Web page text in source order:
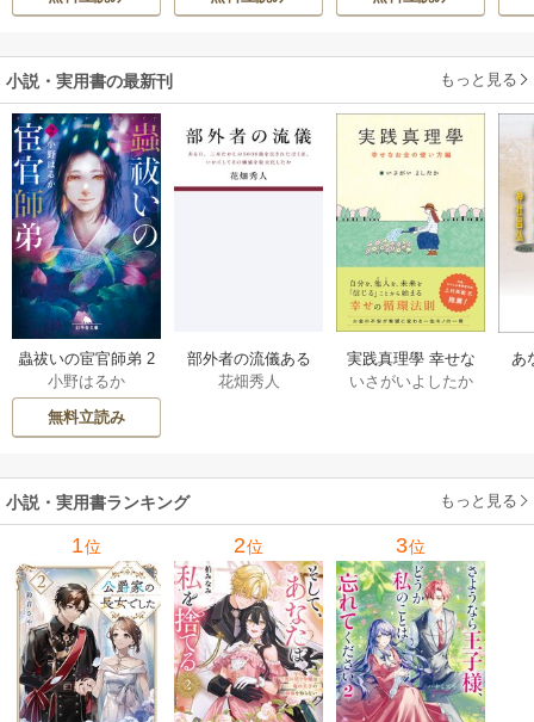
活
の落ちこぼれ令
を掴み取る～
しろう
小説・実用書の最新刊 もっと見る
蟲祓いの宦官師弟 2
巻
小野はるか
無料立読み
部外者の流儀ある
日、三木たかしの5
したか 1巻
花畑秀人
実践真理學 幸せな
お金の使い方編 1巻
いさがいよしたか
あ
小説・実用書ランキング もっと見る
1位 2位 3位